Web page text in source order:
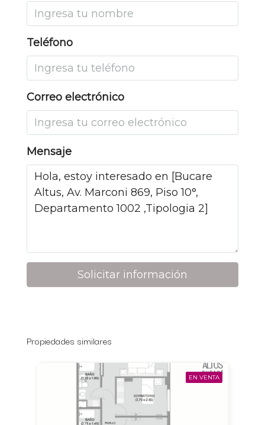
Teléfono
Correo electrónico
Mensaje
Solicitar información
Propiedades similares
EN VENTA